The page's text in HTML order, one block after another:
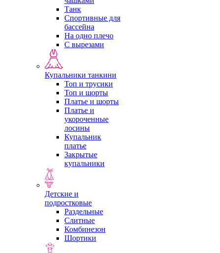
Танк
Спортивные для
бассейна
На одно плечо
С вырезами
Купальники танкини
Топ и трусики
Топ и шорты
Платье и шорты
Платье и
укороченные
лосины
Купальник
платье
Закрытые
купальники
Детские и
подростковые
Раздельные
Слитные
Комбинезон
Шортики